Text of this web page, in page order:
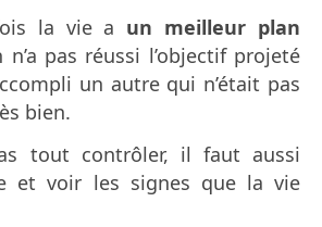
la vie a un meilleur plan
n’a pas réussi l’objectif projeté
un autre qui n’était pas
bien.
tout contrôler, il faut aussi
et voir les signes que la vie